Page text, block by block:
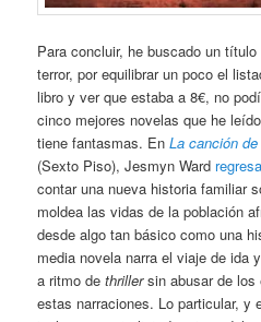
Para concluir, he buscado un
terror, por equilibrar un poco el
libro y ver que estaba a 8€, no
cinco mejores novelas que he
tiene fantasmas. EnLa canción
(Sexto Piso), Jesmyn Ward
contar una nueva historia familiar
moldea las vidas de la población
desde algo tan básico como una
media novela narra el viaje de ida
a ritmo dethrillersin abusar de los
estas narraciones. Lo particular, y